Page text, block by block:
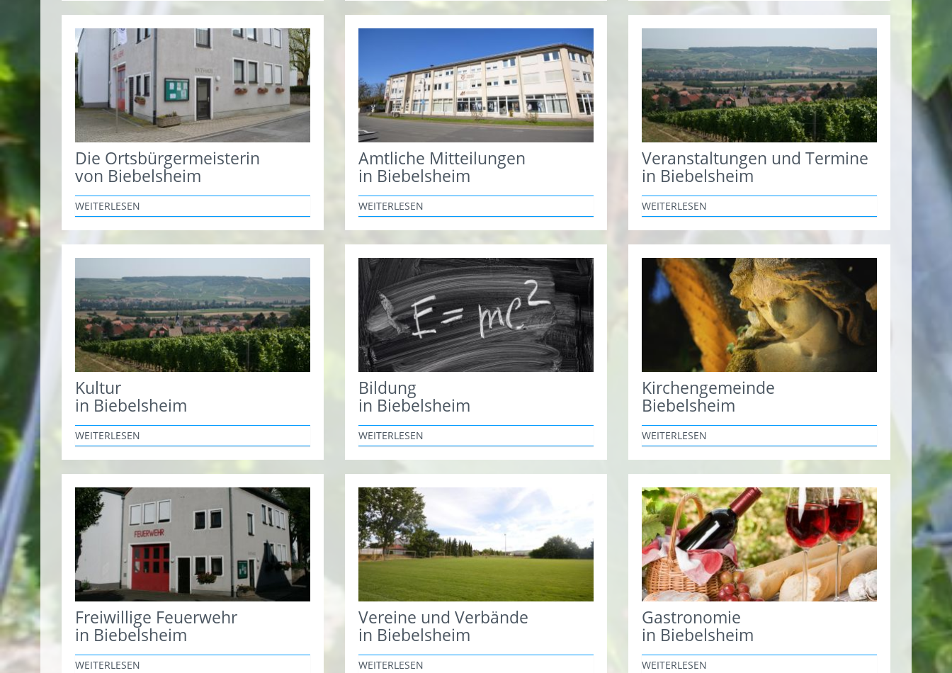
Die Ortsbürgermeisterin
von Biebelsheim
WEITERLESEN
Amtliche Mitteilungen
in Biebelsheim
WEITERLESEN
Veranstaltungen und Termine
in Biebelsheim
WEITERLESEN
Kultur
in Biebelsheim
WEITERLESEN
Bildung
in Biebelsheim
WEITERLESEN
Kirchengemeinde
Biebelsheim
WEITERLESEN
Freiwillige Feuerwehr
in Biebelsheim
WEITERLESEN
Vereine und Verbände
in Biebelsheim
WEITERLESEN
Gastronomie
in Biebelsheim
WEITERLESEN